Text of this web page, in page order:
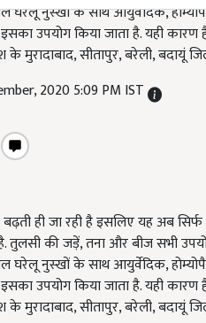
घरेलू नुस्खों के साथ आयुर्वेदिक,
उपयोग किया जाता है. यही
मुरादाबाद, सीतापुर, बरेली, बदायूं
2020 5:09 PM IST
ही जा रही है इसलिए यह अब
तुलसी की जड़ें, तना और बीज सभी
घरेलू नुस्खों के साथ आयुर्वेदिक,
उपयोग किया जाता है. यही
मुरादाबाद, सीतापुर, बरेली, बदायूं